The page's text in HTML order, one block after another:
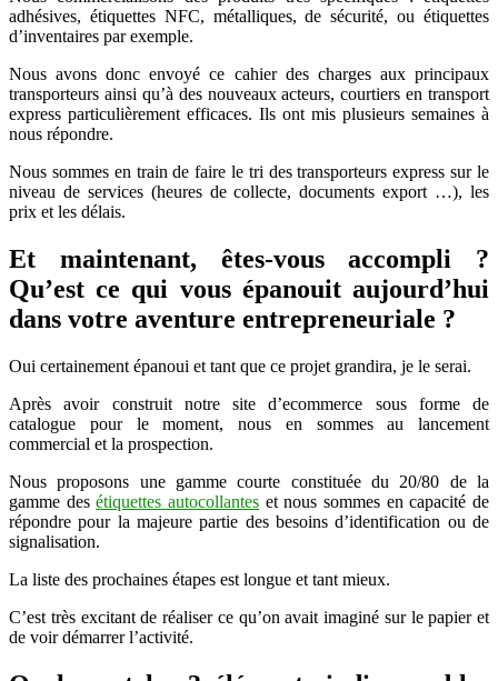
adhésives, étiquettes NFC, métalliques, de sécurité, ou étiquettes
d’inventaires par exemple.
Nous avons donc envoyé ce cahier des charges aux principaux
transporteurs ainsi qu’à des nouveaux acteurs, courtiers en transport
express particulièrement efficaces. Ils ont mis plusieurs semaines à
nous répondre.
Nous sommes en train de faire le tri des transporteurs express sur le
niveau de services (heures de collecte, documents export …), les
prix et les délais.
Et maintenant, êtes-vous accompli ?
Qu’est ce qui vous épanouit aujourd’hui
dans votre aventure entrepreneuriale ?
Oui certainement épanoui et tant que ce projet grandira, je le serai.
Après avoir construit notre site d’ecommerce sous forme de
catalogue pour le moment, nous en sommes au lancement
commercial et la prospection.
Nous proposons une gamme courte constituée du 20/80 de la
gamme desétiquettes autocollantes et nous sommes en capacité de
répondre pour la majeure partie des besoins d’identification ou de
signalisation.
La liste des prochaines étapes est longue et tant mieux.
C’est très excitant de réaliser ce qu’on avait imaginé sur le papier et
de voir démarrer l’activité.